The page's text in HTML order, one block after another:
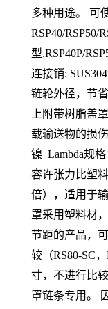
多种用途。 可
RSP40/RSP50/
型,RSP40P/
连接销:
链轮外径，节
上附带树脂盖
载输送物的损
镍 Lambda规格
容许张力比塑
倍），适用于
罩采用塑料材
节距的产品，
较（RS80-SC
寸，不进行比
罩链条专用。